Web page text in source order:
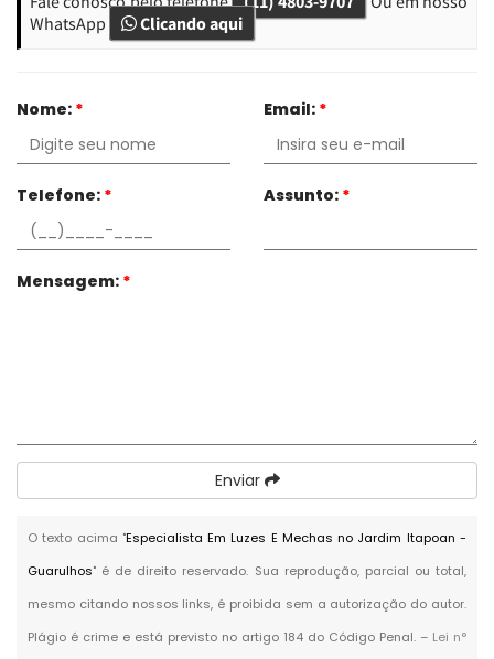
WhatsApp
Clicando aqui
Nome: * Email: *
Telefone: * Assunto: *
Mensagem: *
Enviar
O texto acima "Especialista Em Luzes E Mechas no Jardim Itapoan -
Guarulhos" é de direito reservado. Sua reprodução, parcial ou total,
mesmo citando nossos links, é proibida sem a autorização do autor.
Plágio é crime e está previsto no artigo 184 do Código Penal. – Lei n°